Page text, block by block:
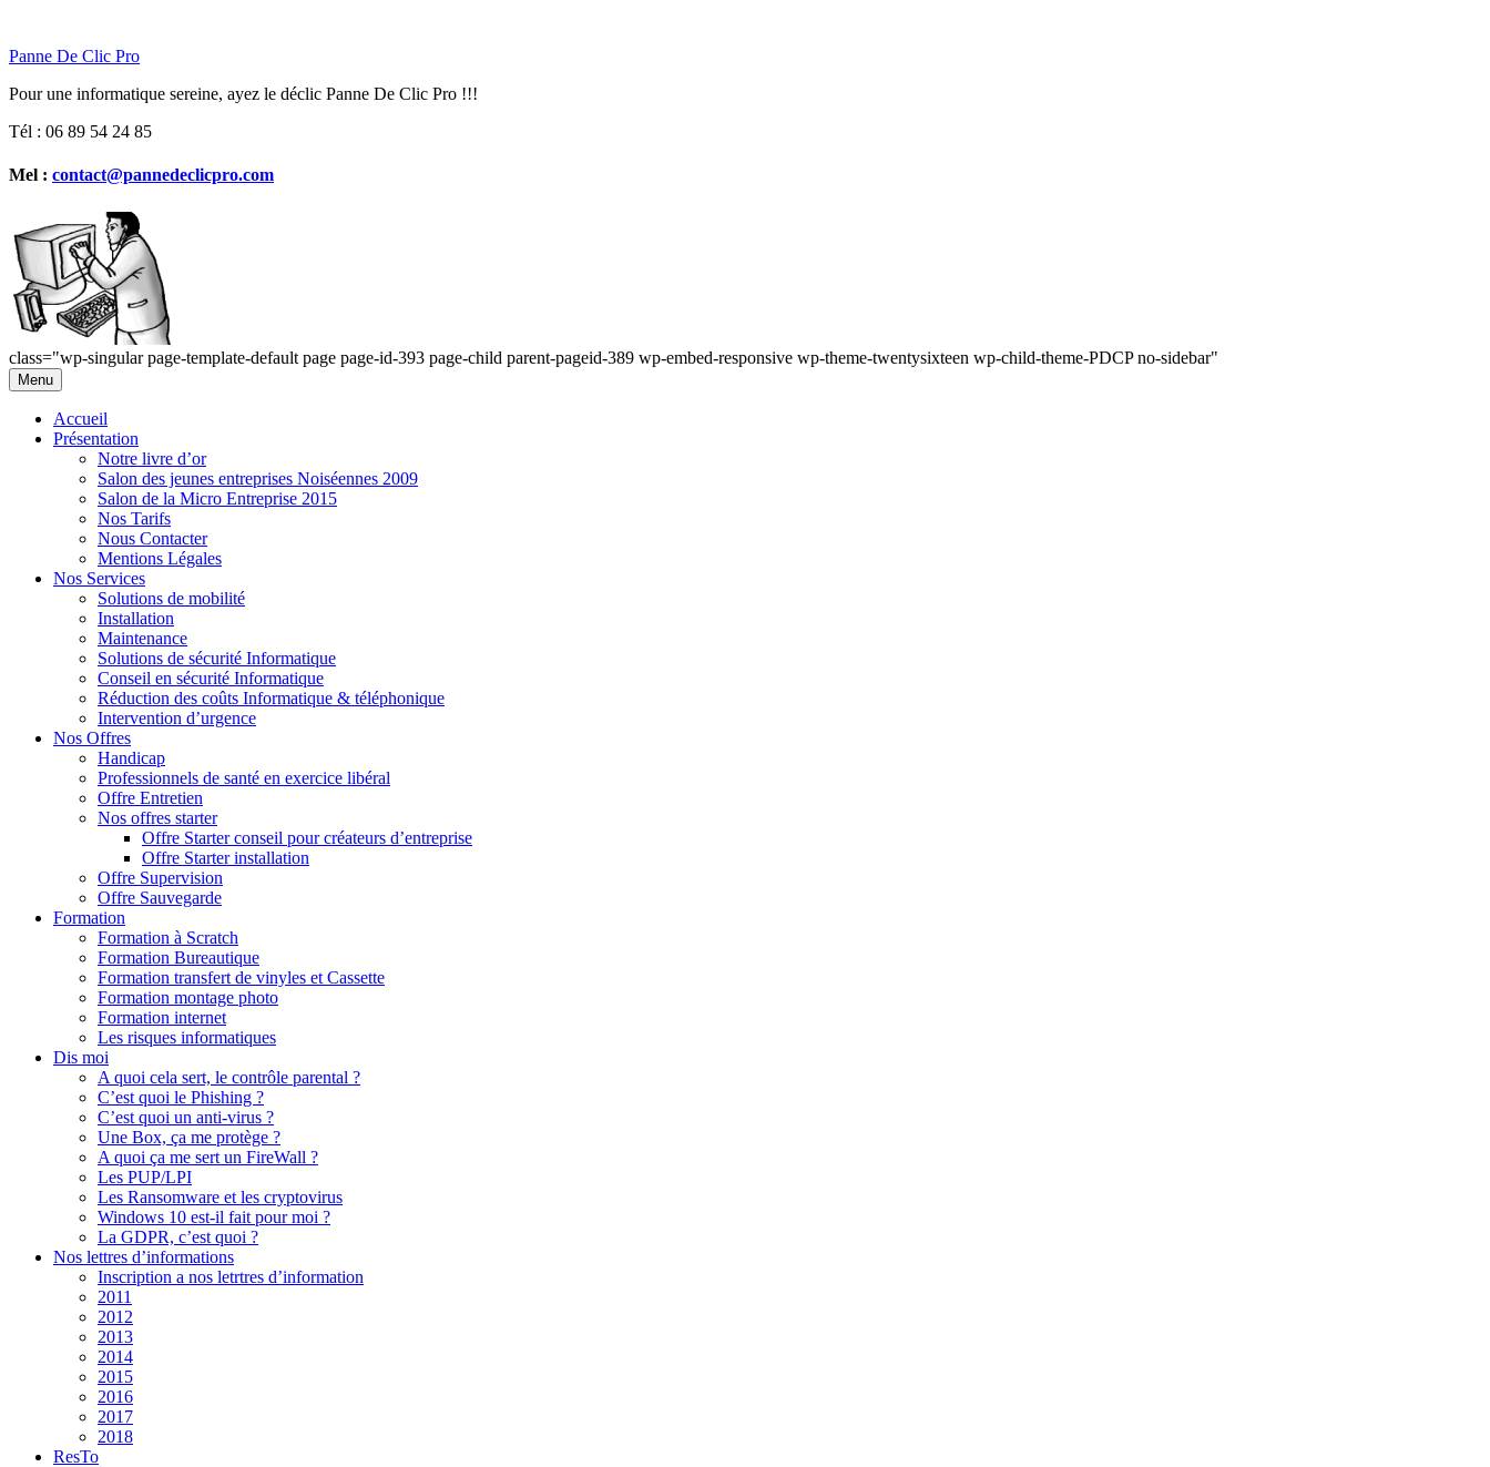
Panne De Clic Pro
Pour une informatique sereine, ayez le déclic Panne De Clic Pro !!!
Tél : 06 89 54 24 85
Mel : contact@pannedeclicpro.com
class="wp-singular page-template-default page page-id-393 page-child parent-pageid-389 wp-embed-responsive wp-theme-twentysixteen wp-child-theme-PDCP no-sidebar"
Aller
au
contenu
Menu
Accueil
Présentation
Notre livre d’or
Salon des jeunes entreprises Noiséennes 2009
Salon de la Micro Entreprise 2015
Nos Tarifs
Nous Contacter
Mentions Légales
Nos Services
Solutions de mobilité
Installation
Maintenance
Solutions de sécurité Informatique
Conseil en sécurité Informatique
Réduction des coûts Informatique & téléphonique
Intervention d’urgence
Nos Offres
Handicap
Professionnels de santé en exercice libéral
Offre Entretien
Nos offres starter
Offre Starter conseil pour créateurs d’entreprise
Offre Starter installation
Offre Supervision
Offre Sauvegarde
Formation
Formation à Scratch
Formation Bureautique
Formation transfert de vinyles et Cassette
Formation montage photo
Formation internet
Les risques informatiques
Dis moi
A quoi cela sert, le contrôle parental ?
C’est quoi le Phishing ?
C’est quoi un anti-virus ?
Une Box, ça me protège ?
A quoi ça me sert un FireWall ?
Les PUP/LPI
Les Ransomware et les cryptovirus
Windows 10 est-il fait pour moi ?
La GDPR, c’est quoi ?
Nos lettres d’informations
Inscription a nos letrtres d’information
2011
2012
2013
2014
2015
2016
2017
2018
ResTo